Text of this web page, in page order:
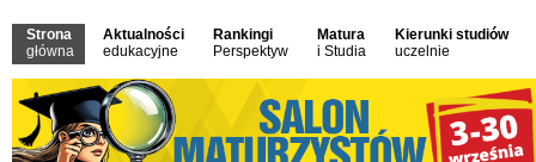
Strona
główna
Aktualności
edukacyjne
Rankingi
Perspektyw
Matura
i Studia
Kierunki studiów
uczelnie